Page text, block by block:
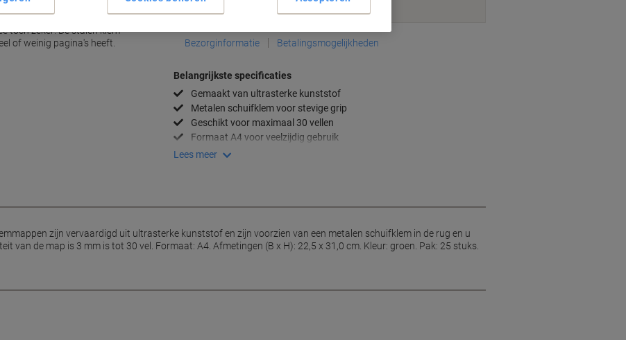
toch zeker! De stalen klem
of weinig pagina's heeft.
Bezorginformatie Betalingsmogelijkheden
Belangrijkste specificaties
Gemaakt van ultrasterke kunststof
Metalen schuifklem voor stevige grip
Geschikt voor maximaal 30 vellen
Formaat A4 voor veelzijdig gebruik
Lees meer
zijn vervaardigd uit ultrasterke kunststof en zijn voorzien van een metalen schuifklem in de rug en u
van de map is 3 mm is tot 30 vel. Formaat: A4. Afmetingen (B x H): 22,5 x 31,0 cm. Kleur: groen. Pak: 25 stuks.